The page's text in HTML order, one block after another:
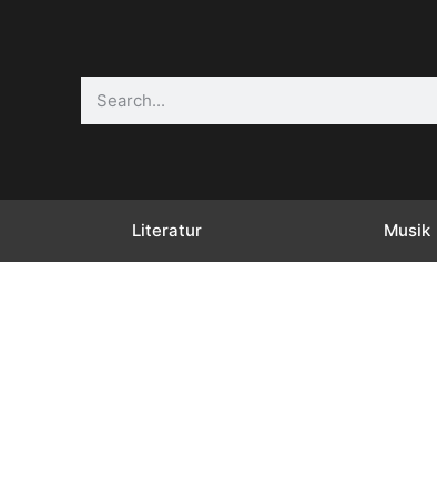
Literatur Musik